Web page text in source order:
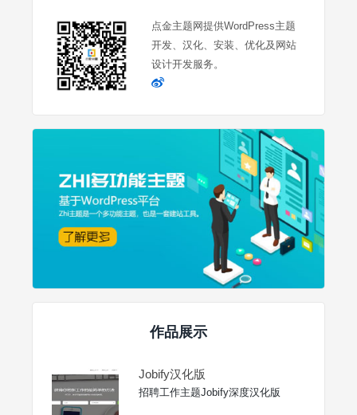
点金主题网提供WordPress主题
开发、汉化、安装、优化及网站
设计开发服务。
作品展示
Jobify汉化版
招聘工作主题Jobify深度汉化版